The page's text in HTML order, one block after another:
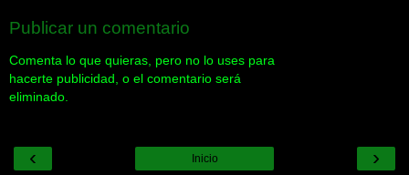
Publicar un comentario
Comenta lo que quieras, pero no lo uses para
hacerte publicidad, o el comentario será
eliminado.
‹ ›
Inicio